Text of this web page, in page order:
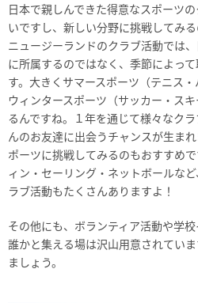
日本で親しんできた得意なスポーツ
いですし、新しい分野に挑戦してみ
ニュージーランドのクラブ活動では
に所属するのではなく、季節によっ
す。大きくサマースポーツ（テニス
ウィンタースポーツ（サッカー・ス
るんですね。１年を通じて様々なク
んのお友達に出会うチャンスが生ま
ポーツに挑戦してみるのもおすすめ
ィン・セーリング・ネットボールな
ラブ活動もたくさんありますよ！
その他にも、ボランティア活動や学
誰かと集える場は沢山用意されてい
ましょう。